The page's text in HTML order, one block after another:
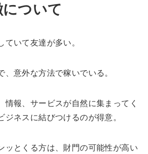
ついて
ていて友達が多い。
、意外な方法で稼いでいる。
情報、サービスが自然に集まってく
ジネスに結びつけるのが得意。
ッとくる方は、財門の可能性が高い